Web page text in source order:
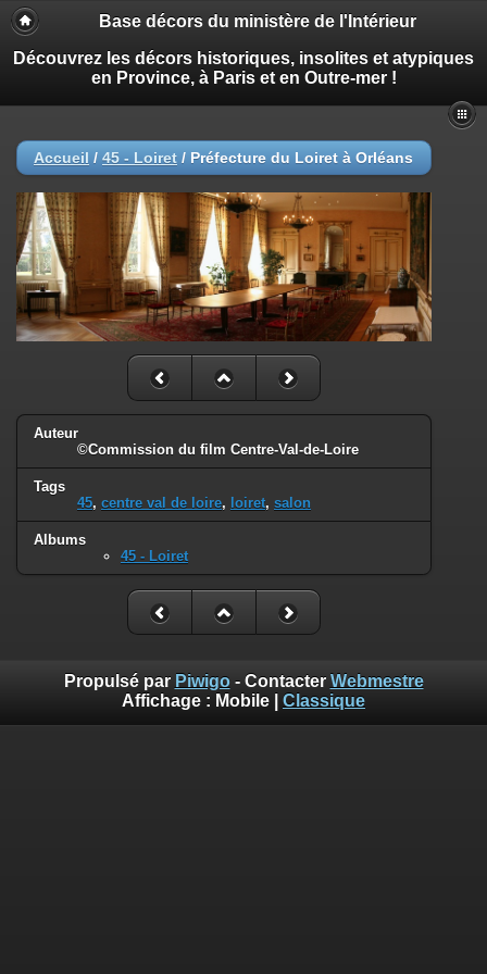
Base décors du ministère de l'Intérieur
Découvrez les décors historiques, insolites et atypiques
en Province, à Paris et en Outre-mer !
Accueil / 45 - Loiret / Préfecture du Loiret à Orléans
Auteur
©Commission du film Centre-Val-de-Loire
Tags
45, centre val de loire, loiret, salon
Albums
45 - Loiret
Propulsé par Piwigo- Contacter Webmestre
Affichage : Mobile Classique